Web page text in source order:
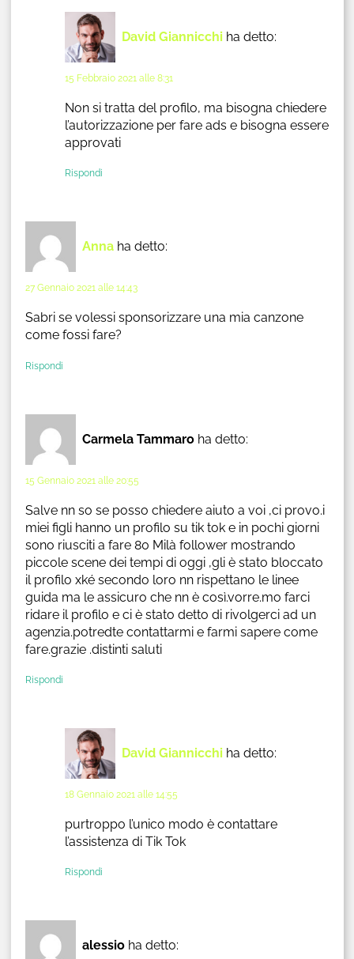
David Giannicchi ha detto:
15 Febbraio 2021 alle 8:31
Non si tratta del profilo, ma bisogna chiedere
l’autorizzazione per fare ads e bisogna essere
approvati
Rispondi
Anna ha detto:
27 Gennaio 2021 alle 14:43
Sabri se volessi sponsorizzare una mia canzone
come fossi fare?
Rispondi
Carmela Tammaro ha detto:
15 Gennaio 2021 alle 20:55
Salve nn so se posso chiedere aiuto a voi ,ci provo.i
miei figli hanno un profilo su tik tok e in pochi giorni
sono riusciti a fare 80 Milà follower mostrando
piccole scene dei tempi di oggi ,gli è stato bloccato
il profilo xké secondo loro nn rispettano le linee
guida ma le assicuro che nn è così.vorre.mo farci
ridare il profilo e ci è stato detto di rivolgerci ad un
agenzia.potredte contattarmi e farmi sapere come
fare.grazie .distinti saluti
Rispondi
David Giannicchi ha detto:
18 Gennaio 2021 alle 14:55
purtroppo l’unico modo è contattare
l’assistenza di Tik Tok
Rispondi
alessio ha detto: